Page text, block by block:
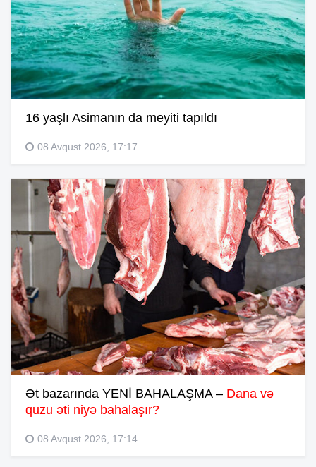
16 yaşlı Asimanın da meyiti tapıldı
08 Avqust 2026, 17:17
Ət bazarında YENİ BAHALAŞMA – Dana və
quzu əti niyə bahalaşır?
08 Avqust 2026, 17:14